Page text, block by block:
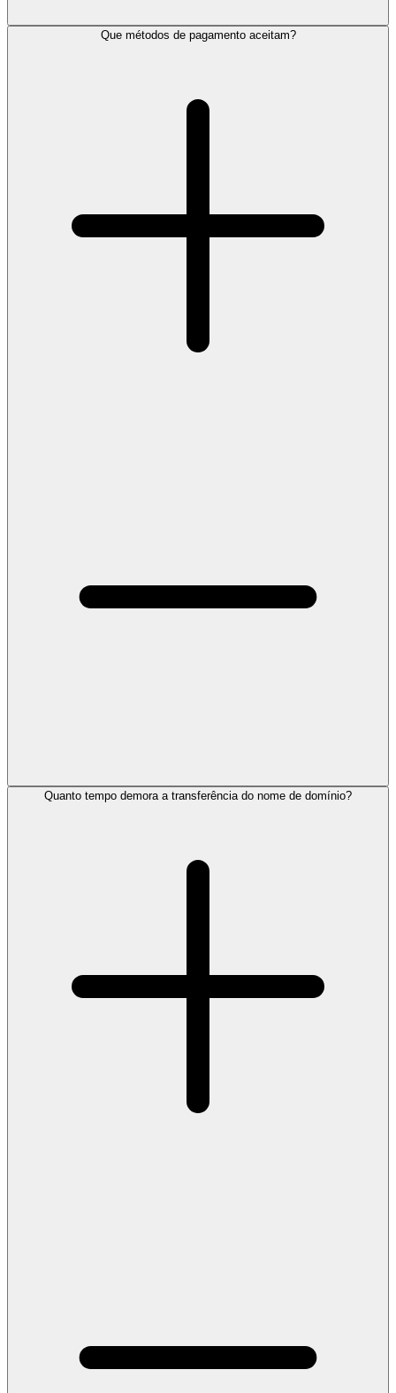
Que métodos de pagamento aceitam?
Quanto tempo demora a transferência do nome de domínio?